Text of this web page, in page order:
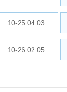
10-25 04:03
10-26 02:05